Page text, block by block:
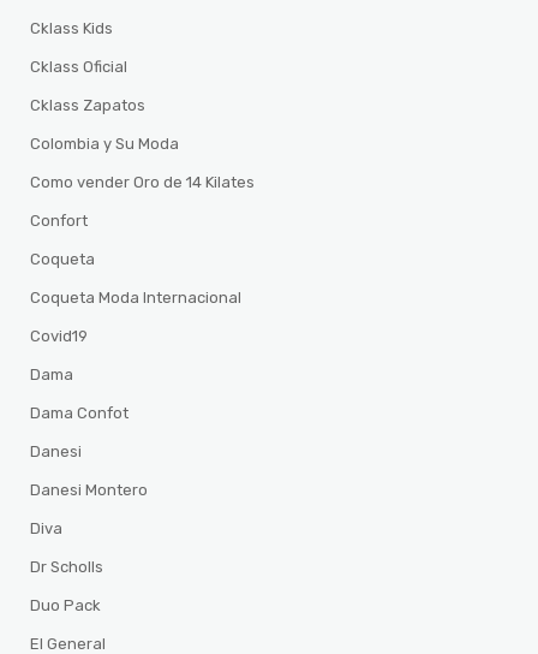
Cklass Kids
Cklass Oficial
Cklass Zapatos
Colombia y Su Moda
Como vender Oro de 14 Kilates
Confort
Coqueta
Coqueta Moda Internacional
Covid19
Dama
Dama Confot
Danesi
Danesi Montero
Diva
Dr Scholls
Duo Pack
El General